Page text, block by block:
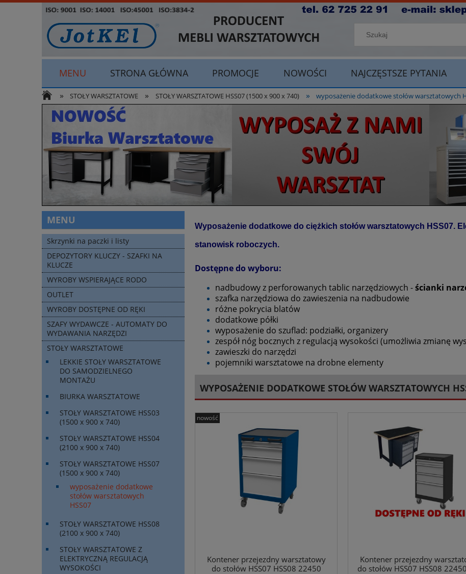
MENU STRONA GŁÓWNA PROMOCJE NOWOŚCI NAJCZĘSTSZE PYTANIA
ODSTĄP OD UMOWY TUTAJ
» STOŁY WARSZTATOWE » STOŁY WARSZTATOWE HSS07 (1500 x 900 x 740) » wyposażenie dodatkowe stołów warsztatowych
MENU
Skrzynki na paczki i listy
DEPOZYTORY KLUCZY - SZAFKI NA
KLUCZE
WYROBY WSPIERAJĄCE RODO
OUTLET
WYROBY DOSTĘPNE OD RĘKI
SZAFY WYDAWCZE - AUTOMATY DO
WYDAWANIA NARZĘDZI
STOŁY WARSZTATOWE
LEKKIE STOŁY WARSZTATOWE
DO SAMODZIELNEGO
MONTAŻU
BIURKA WARSZTATOWE
STOŁY WARSZTATOWE HSS03
(1500 x 900 x 740)
STOŁY WARSZTATOWE HSS04
(2100 x 900 x 740)
STOŁY WARSZTATOWE HSS07
(1500 x 900 x 740)
wyposażenie dodatkowe
stołów warsztatowych
HSS07
STOŁY WARSZTATOWE HSS08
(2100 x 900 x 740)
STOŁY WARSZTATOWE Z
ELEKTRYCZNĄ REGULACJĄ
WYSOKOŚCI
Wyposażenie dodatkowe do ciężkich stołów warsztatowych HSS07.
stanowisk roboczych.
Dostępne do wyboru:
nadbudowy z perforowanych tablic narzędziowych -ścianki
szafka narzędziowa do zawieszenia na nadbudowie
różne pokrycia blatów
dodatkowe półki
wyposażenie do szuflad: podziałki, organizery
zespół nóg bocznych z regulacją wysokości (umożliwia zmianę
zawieszki do narzędzi
pojemniki warsztatowe na drobne elementy
WYPOSAŻENIE DODATKOWE STOŁÓW WARSZTATOWYCH
Kontener przejezdny warsztatowy
do stołów HSS07 HSS08 22450
nowość
Kontener przejezdny
do stołów HSS07 HSS08